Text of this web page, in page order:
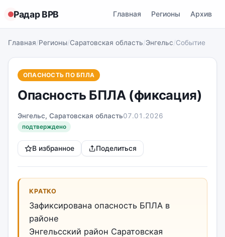
Радар ВРВ Главная Регионы Архив
Главная/Регионы/Саратовская область/Энгельс/Событие
ОПАСНОСТЬ ПО БПЛА
Опасность БПЛА (фиксация)
Энгельс, Саратовская область07.01.2026
подтверждено
В избранное Поделиться
КРАТКО
Зафиксирована опасность БПЛА в
районе
Энгельсский район Саратовская